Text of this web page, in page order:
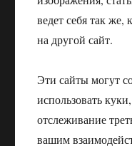
ведет себя так же,
на другой сайт.
Эти сайты могут
использовать
отслеживание
вашим